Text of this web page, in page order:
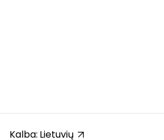
Kalba: Lietuvių